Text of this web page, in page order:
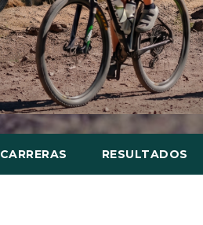
CARRERAS RESULTADOS